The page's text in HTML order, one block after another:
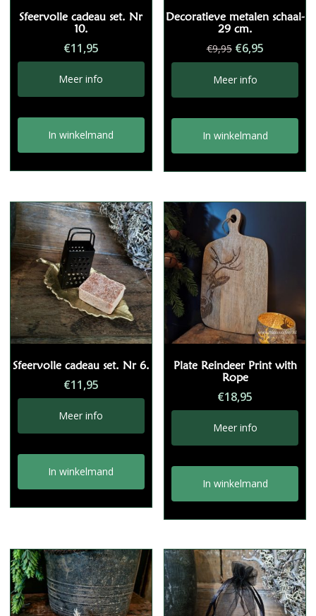
Sfeervolle cadeau set. Nr
10.
€11,95
Meer info
In winkelmand
Decoratieve metalen schaal-
29 cm.
€9,95
prijs
was:
€9,95.
€6,95Huidige
prijs
€6,95.
Meer info
In winkelmand
Sfeervolle cadeau set. Nr 6.
€11,95
Meer info
In winkelmand
Plate Reindeer Print with
Rope
€18,95
Meer info
In winkelmand